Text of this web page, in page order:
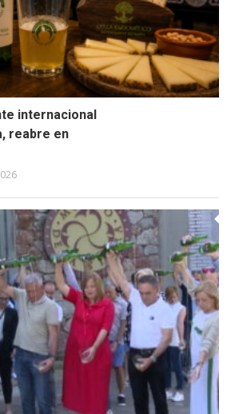
internacional
reabre en